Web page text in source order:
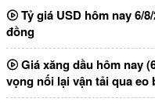
Tỷ giá USD hôm nay 6/
đồng
Giá xăng dầu hôm nay
vọng nối lại vận tải qua eo